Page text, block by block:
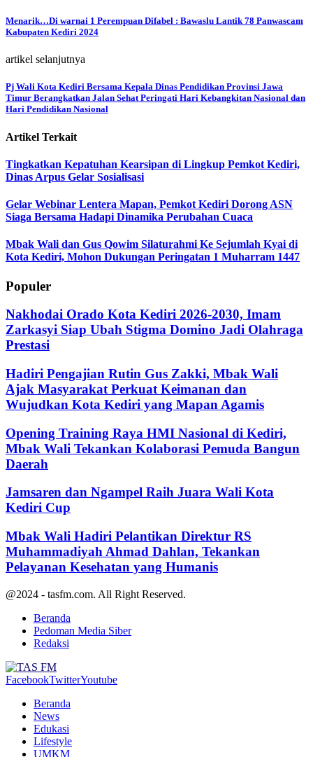
Menarik…Di warnai 1 Perempuan Difabel : Bawaslu Lantik 78 Panwascam
Kabupaten Kediri 2024
artikel selanjutnya
Pj Wali Kota Kediri Bersama Kepala Dinas Pendidikan Provinsi Jawa
Timur Berangkatkan Jalan Sehat Peringati Hari Kebangkitan Nasional dan
Hari Pendidikan Nasional
Artikel Terkait
Tingkatkan Kepatuhan Kearsipan di Lingkup Pemkot Kediri,
Dinas Arpus Gelar Sosialisasi
Gelar Webinar Lentera Mapan, Pemkot Kediri Dorong ASN
Siaga Bersama Hadapi Dinamika Perubahan Cuaca
Mbak Wali dan Gus Qowim Silaturahmi Ke Sejumlah Kyai di
Kota Kediri, Mohon Dukungan Peringatan 1 Muharram 1447
Populer
Nakhodai Orado Kota Kediri 2026-2030, Imam
Zarkasyi Siap Ubah Stigma Domino Jadi Olahraga
Prestasi
Hadiri Pengajian Rutin Gus Zakki, Mbak Wali
Ajak Masyarakat Perkuat Keimanan dan
Wujudkan Kota Kediri yang Mapan Agamis
Opening Training Raya HMI Nasional di Kediri,
Mbak Wali Tekankan Kolaborasi Pemuda Bangun
Daerah
Jamsaren dan Ngampel Raih Juara Wali Kota
Kediri Cup
Mbak Wali Hadiri Pelantikan Direktur RS
Muhammadiyah Ahmad Dahlan, Tekankan
Pelayanan Kesehatan yang Humanis
@2024 - tasfm.com. All Right Reserved.
Beranda
Pedoman Media Siber
Redaksi
FacebookTwitterYoutube
Beranda
News
Edukasi
Lifestyle
UMKM